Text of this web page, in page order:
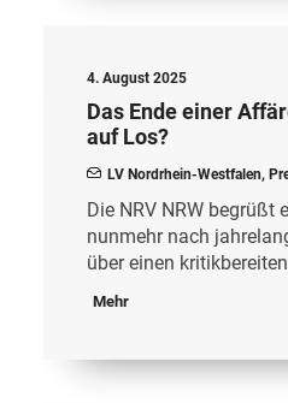
4. August 2025
Das Ende einer
auf Los?
LV Nordrhein-Westfalen,
Die NRV NRW begrüßt
nunmehr nach
über einen
Mehr